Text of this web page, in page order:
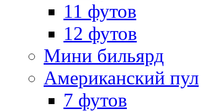
11 футов
12 футов
Мини бильярд
Американский пул
7 футов